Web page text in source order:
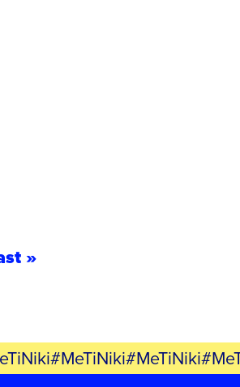
»